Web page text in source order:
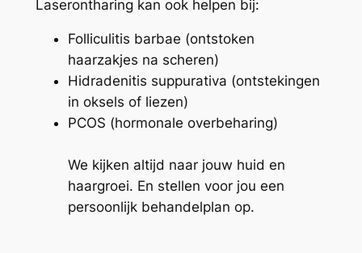
Laserontharing kan ook helpen bij:
Folliculitis barbae (ontstoken
haarzakjes na scheren)
Hidradenitis suppurativa (ontstekingen
in oksels of liezen)
PCOS (hormonale overbeharing)
We kijken altijd naar jouw huid en
haargroei. En stellen voor jou een
persoonlijk behandelplan op.